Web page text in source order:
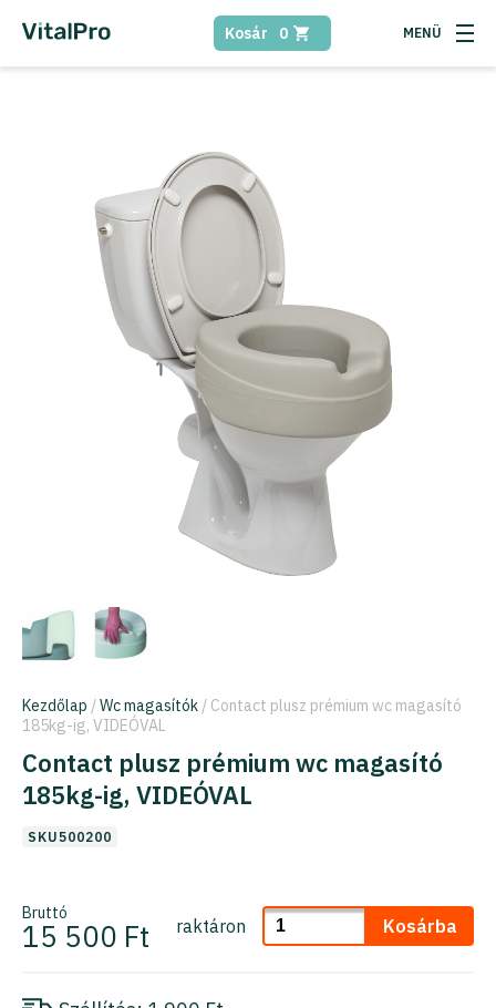
Kosár 0
Kezdőlap /Wc magasítók / Contact plusz prémium wc magasító
185kg-ig, VIDEÓVAL
Contact plusz prémium wc magasító
185kg-ig, VIDEÓVAL
SKU500200
Bruttó
15 500 Ft raktáron Kosárba